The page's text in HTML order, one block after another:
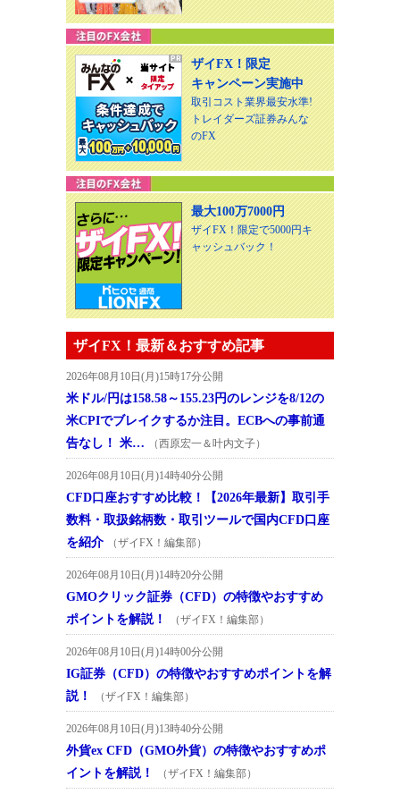
ザイFX！限定
キャンペーン実施中
取引コスト業界最安水準!
トレイダーズ証券みんな
のFX
最大100万7000円
ザイFX！限定で5000円キ
ャッシュバック！
ザイFX！最新＆おすすめ記事
2026年08月10日(月)15時17分公開
米ドル/円は158.58～155.23円のレンジを8/12の
米CPIでブレイクするか注目。ECBへの事前通
告なし！ 米…
（西原宏一＆叶内文子）
2026年08月10日(月)14時40分公開
CFD口座おすすめ比較！【2026年最新】取引手
数料・取扱銘柄数・取引ツールで国内CFD口座
を紹介
（ザイFX！編集部）
2026年08月10日(月)14時20分公開
GMOクリック証券（CFD）の特徴やおすすめ
ポイントを解説！
（ザイFX！編集部）
2026年08月10日(月)14時00分公開
IG証券（CFD）の特徴やおすすめポイントを解
説！
（ザイFX！編集部）
2026年08月10日(月)13時40分公開
外貨ex CFD（GMO外貨）の特徴やおすすめポ
イントを解説！
（ザイFX！編集部）